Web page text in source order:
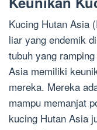
Kucing Hutan Asia
liar yang endemik
tubuh yang
Asia memiliki
mereka. Mereka
mampu memanjat
kucing Hutan Asia